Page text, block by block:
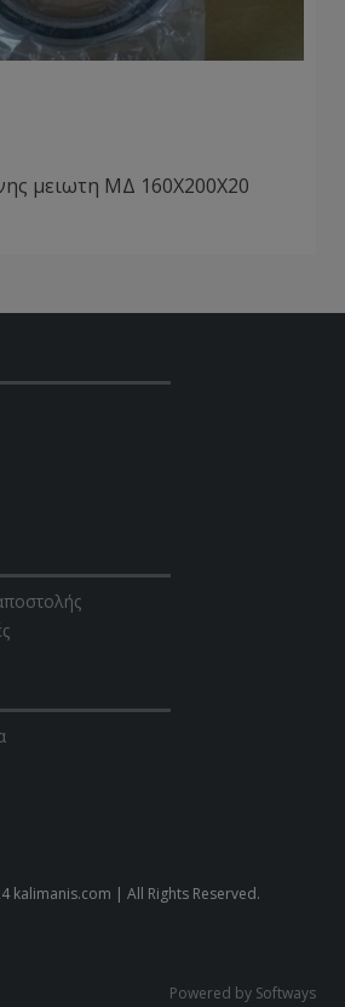
μειωτη MΔ 160Χ200Χ20
kalimanis.com | All Rights Reserved.
Powered by Softways